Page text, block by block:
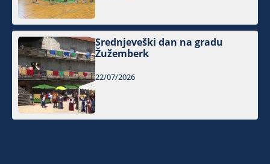
Srednjeveški dan na gradu
Žužemberk
22/07/2026